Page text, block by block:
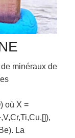
minéraux de
où X =
La